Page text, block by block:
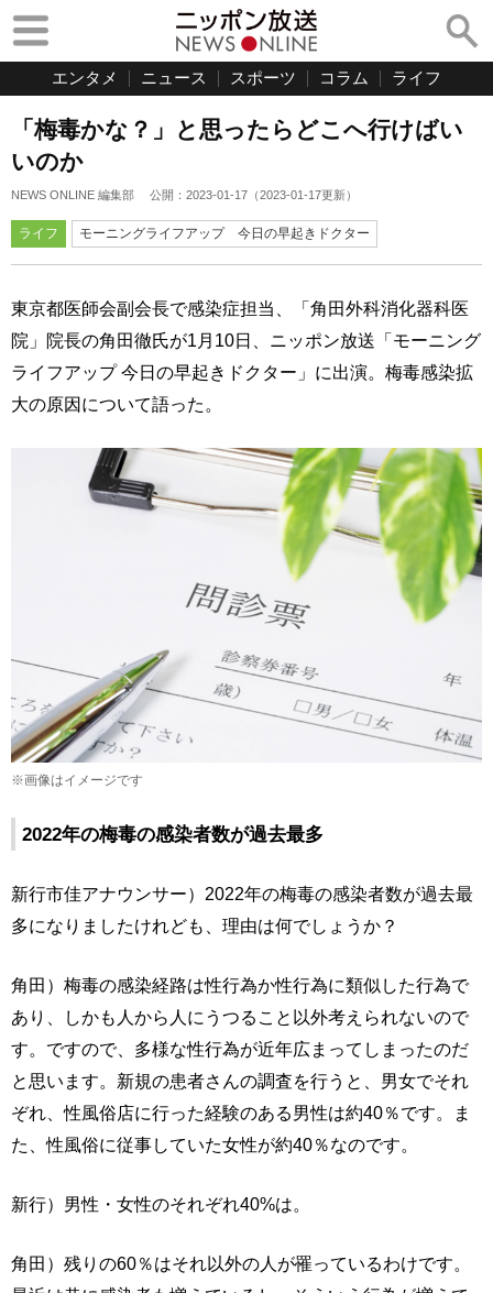
エンタメ ニュース スポーツ コラム ライフ
「梅毒かな？」と思ったらどこへ行けばい
いのか
NEWS ONLINE 編集部 公開： 2023-01-17 （2023-01-17更新）
ライフ モーニングライフアップ 今日の早起きドクター
東京都医師会副会長で感染症担当、「角田外科消化器科医
院」院長の角田徹氏が1月10日、ニッポン放送「モーニング
ライフアップ 今日の早起きドクター」に出演。梅毒感染拡
大の原因について語った。
※画像はイメージです
2022年の梅毒の感染者数が過去最多
新行市佳アナウンサー）2022年の梅毒の感染者数が過去最
多になりましたけれども、理由は何でしょうか？
角田）梅毒の感染経路は性行為か性行為に類似した行為で
あり、しかも人から人にうつること以外考えられないので
す。ですので、多様な性行為が近年広まってしまったのだ
と思います。新規の患者さんの調査を行うと、男女でそれ
ぞれ、性風俗店に行った経験のある男性は約40％です。ま
た、性風俗に従事していた女性が約40％なのです。
新行）男性・女性のそれぞれ40%は。
角田）残りの60％はそれ以外の人が罹っているわけです。